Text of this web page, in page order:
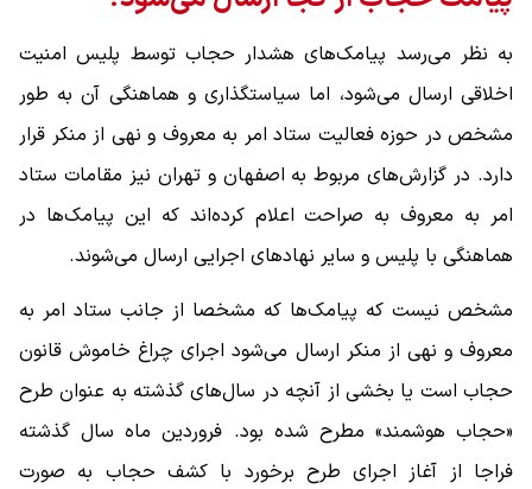
به نظر می‌رسد پیامک‌های هشدار حجاب توسط پلیس امنیت
اخلاقی ارسال می‌شود، اما سیاستگذاری و هماهنگی آن به ‌طور
مشخص در حوزه فعالیت ستاد امر به معروف و نهی از منکر قرار
دارد. در گزارش‌های مربوط به اصفهان و تهران نیز مقامات ستاد
امر به معروف به ‌صراحت اعلام کرده‌اند که این پیامک‌ها در
هماهنگی با پلیس و سایر نهادهای اجرایی ارسال می‌شوند.
مشخص نیست که پیامک‌ها که مشخصا از جانب ستاد امر به
معروف و نهی از منکر ارسال می‌شود اجرای چراغ خاموش قانون
حجاب است یا بخشی از آنچه در سال‌های گذشته به عنوان طرح
«حجاب هوشمند» مطرح شده بود. فروردین ماه سال گذشته
فراجا از آغاز اجرای طرح برخورد با کشف حجاب به صورت